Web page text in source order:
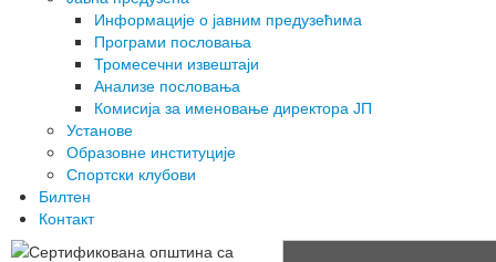
Информације о јавним предузећима
Програми пословања
Тромесечни извештаји
Анализе пословања
Комисија за именовање директора ЈП
Установе
Образовне институције
Спортски клубови
Билтен
Контакт